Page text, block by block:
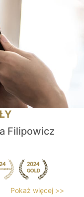
Filipowicz
Pokaż więcej >>